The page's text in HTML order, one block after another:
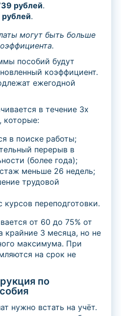
рублей.
рублей.
могут быть больше
пособий будут
коэффициент.
ежегодной
в течение 3х
которые:
в поиске работы;
перерыв в
(более года);
меньше 26 недель;
трудовой
переподготовки.
от 60 до 75% от
крайние 3 месяца, но не
максимума. При
на срок не
по
нужно встать на учёт.